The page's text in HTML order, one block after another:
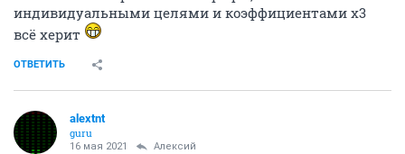
индивидуальными целями и коэффициентами х3
всё херит
ОТВЕТИТЬ
alextnt
guru
16 мая 2021 Алексий